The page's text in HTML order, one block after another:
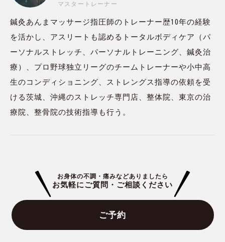
マスタートレーナー
鍼灸あんまマッサージ指圧師のトレーナー歴10年の経験
を活かし、アスリートも認めるトータルボディケア（パ
ーソナルストレッチ、パーソナルトレーニング、鍼灸治
療）、プロ野球独立リーグのチームトレーナーや小中高
生のコンディショニング、ストレングス指導の依頼を受
ける茨城、沖縄のストレッチ専門店、整体院、東京の治
療院、整骨院の技術指導も行う。
お身体の不調・痛みなどありましたら
お気軽にご質問・ご相談ください
ご予約